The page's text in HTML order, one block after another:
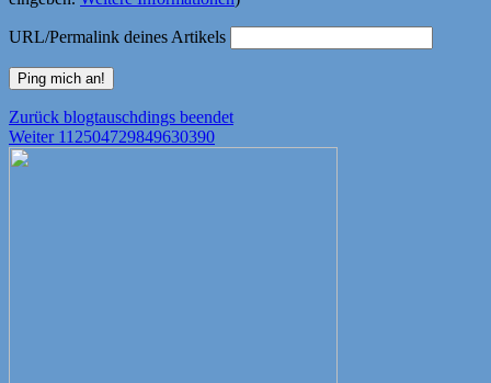
URL/Permalink deines Artikels
Beitragsnavigation
Zurück Vorheriger
Beitrag:
blogtauschdings beendet
Weiter Nächster
112504729849630390